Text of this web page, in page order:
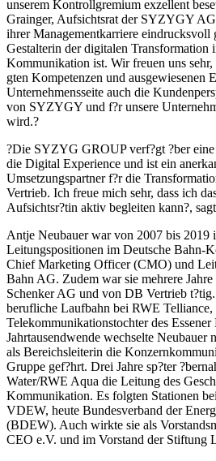
unserem Kontrollgremium exzellent
Grainger, Aufsichtsrat der SYZYGY
ihrer Managementkarriere eindrucksvoll
Gestalterin der digitalen Transformation
Kommunikation ist. Wir freuen uns sehr,
gten Kompetenzen und ausgewiesenen
Unternehmensseite auch die
von SYZYGY und f?r unsere
wird.?
?Die SYZYG GROUP verf?gt ?ber
die Digital Experience und ist ein
Umsetzungspartner f?r die
Vertrieb. Ich freue mich sehr, dass ich
Aufsichtsr?tin aktiv begleiten kann?,
Antje Neubauer war von 2007 bis 2019
Leitungspositionen im Deutsche Bahn-
Chief Marketing Officer (CMO) und
Bahn AG. Zudem war sie mehrere
Schenker AG und von DB Vertrieb
berufliche Laufbahn bei RWE Telliance,
Telekommunikationstochter des
Jahrtausendwende wechselte Neubauer
als Bereichsleiterin die
Gruppe gef?hrt. Drei Jahre sp?ter
Water/RWE Aqua die Leitung des
Kommunikation. Es folgten Stationen
VDEW, heute Bundesverband der
(BDEW). Auch wirkte sie als
CEO e.V. und im Vorstand der Stiftung